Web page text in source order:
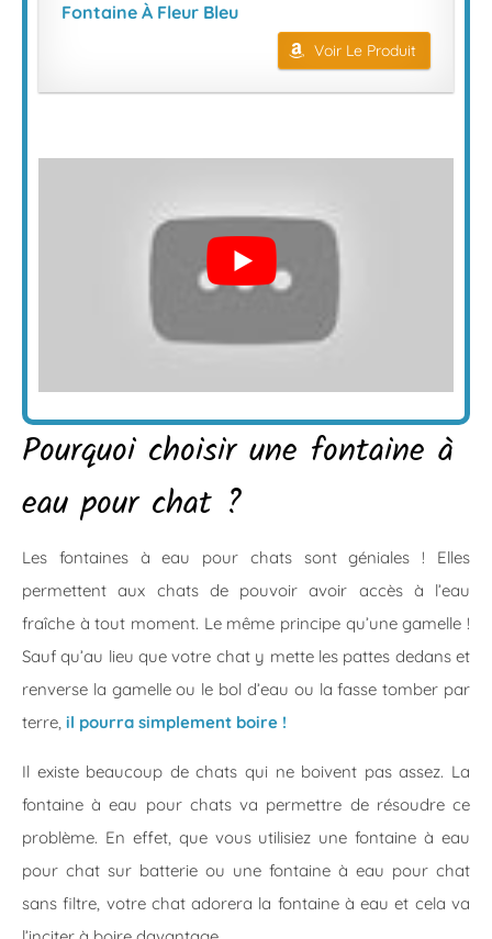
Fontaine À Fleur Bleu
Voir Le Produit
Pourquoi choisir une fontaine à
eau pour chat ?
Les fontaines à eau pour chats sont géniales ! Elles
permettent aux chats de pouvoir avoir accès à l’eau
fraîche à tout moment. Le même principe qu’une gamelle !
Sauf qu’au lieu que votre chat y mette les pattes dedans et
renverse la gamelle ou le bol d’eau ou la fasse tomber par
terre, il pourra simplement boire !
Il existe beaucoup de chats qui ne boivent pas assez. La
fontaine à eau pour chats va permettre de résoudre ce
problème. En effet, que vous utilisiez une fontaine à eau
pour chat sur batterie ou une fontaine à eau pour chat
sans filtre, votre chat adorera la fontaine à eau et cela va